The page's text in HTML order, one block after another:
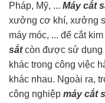
Pháp, Mỹ, ... Máy cắt
xưởng cơ khí, xưởng
máy móc, ... để cắt
sắtcòn được sử dụng
khác trong công việc
khác nhau. Ngoài ra,
công nghiệp máy cắt